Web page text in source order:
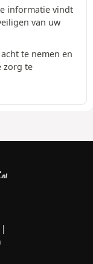
informatie vindt
van uw
te nemen en
zorg te